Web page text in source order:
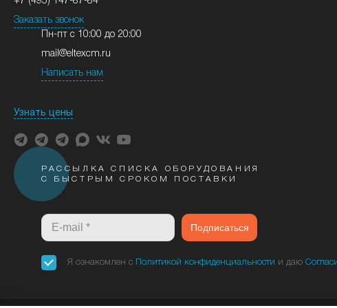
Заказать звонок
Пн-пт с 10:00 до 20:00
mail@eltexcm.ru
Написать нам
Узнать цены
РАССЫЛКА СПИСКА ОБОРУДОВАНИЯ
С БЫСТРЫМ СРОКОМ ПОСТАВКИ
Подписаться
Я ознакомлен с Политикой конфиденциальности и даю